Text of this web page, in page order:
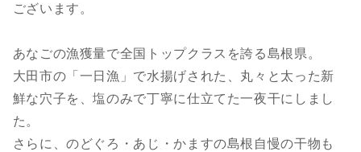
ございます。
あなごの漁獲量で全国トップクラスを誇る島根県。
大田市の「一日漁」で水揚げされた、丸々と太った新
鮮な穴子を、塩のみで丁寧に仕立てた一夜干にしまし
た。
さらに、のどぐろ・あじ・かますの島根自慢の干物も